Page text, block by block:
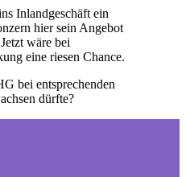
Inlandgeschäft ein
hier sein Angebot
wäre bei
eine riesen Chance.
bei entsprechenden
dürfte?